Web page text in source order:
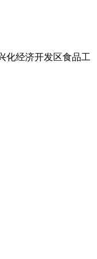
化经济开发区食品工